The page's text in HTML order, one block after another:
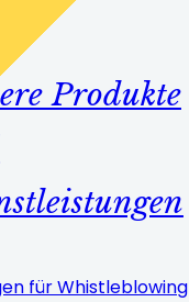
Produkte
für Whistleblowing